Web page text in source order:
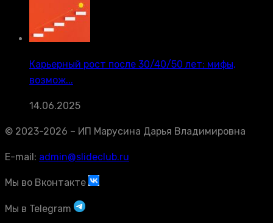
Карьерный рост после 30/40/50 лет: мифы,
возмож...
14.06.2025
© 2023-2026 – ИП Марусина Дарья Владимировна
E-mail: admin@slideclub.ru
Мы во Вконтакте
Мы в Telegram